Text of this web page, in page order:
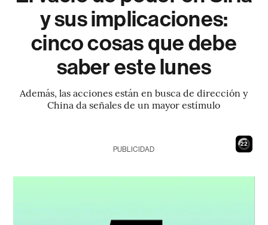
y sus implicaciones:
cinco cosas que debe
saber este lunes
Además, las acciones están en busca de dirección y
China da señales de un mayor estímulo
21
PUBLICIDAD